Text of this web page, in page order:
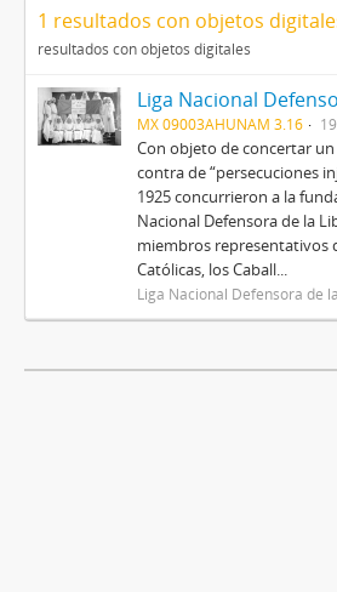
1 resultados con objetos
resultados con objetos digitales
MX 09003AHUNAM 3.16
Con objeto de concertar
contra de “persecuciones
1925 concurrieron a la
Nacional Defensora de la
miembros representativos
Católicas, los Caball...
Liga Nacional Defensora de